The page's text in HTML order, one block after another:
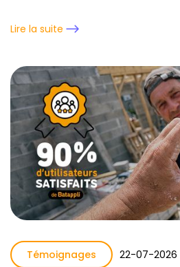
Lire la suite
Témoignages 22-07-2026